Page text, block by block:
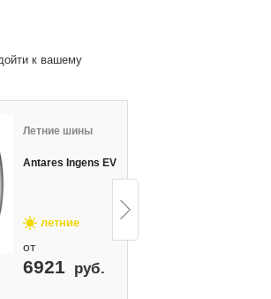
к вашему
Летние шины
Antares Ingens EV
летние
от
6921 руб.